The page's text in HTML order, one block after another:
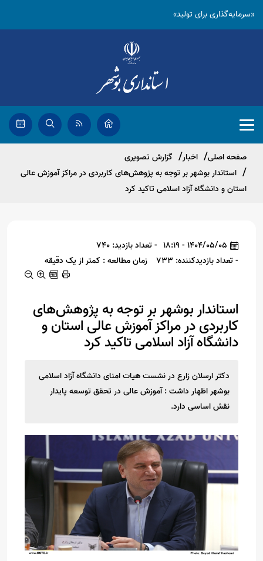
«سرمایه‌گذاری برای تولید»
صفحه اصلی اخبار
گزارش تصویری
استاندار بوشهر بر توجه به پژوهش‌های کاربردی در مراکز آموزش عالی
استان و دانشگاه آزاد اسلامی تاکید کرد
1404/05/05 - 18:19
- تعداد بازدید: 740
- تعداد بازدیدکننده: 733
زمان مطالعه : کمتر از یک دقیقه
استاندار بوشهر بر توجه به پژوهش‌های
کاربردی در مراکز آموزش عالی استان و
دانشگاه آزاد اسلامی تاکید کرد
دکتر ارسلان زارع در نشست هیات امنای دانشگاه آزاد اسلامی
بوشهر اظهار داشت : آموزش عالی در تحقق توسعه پایدار
نقش اساسی دارد.